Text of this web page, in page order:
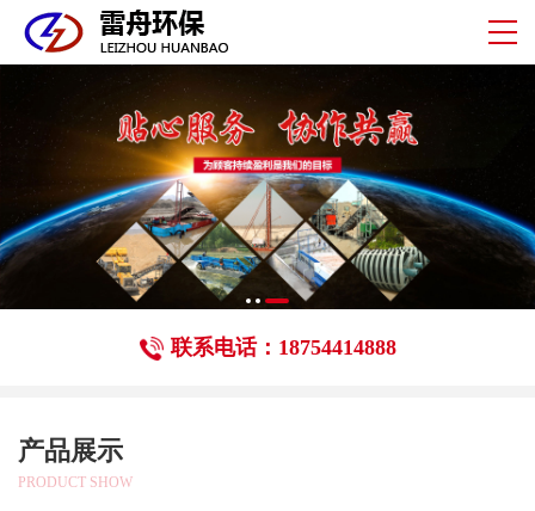
联系电话：18754414888
产品展示
PRODUCT SHOW